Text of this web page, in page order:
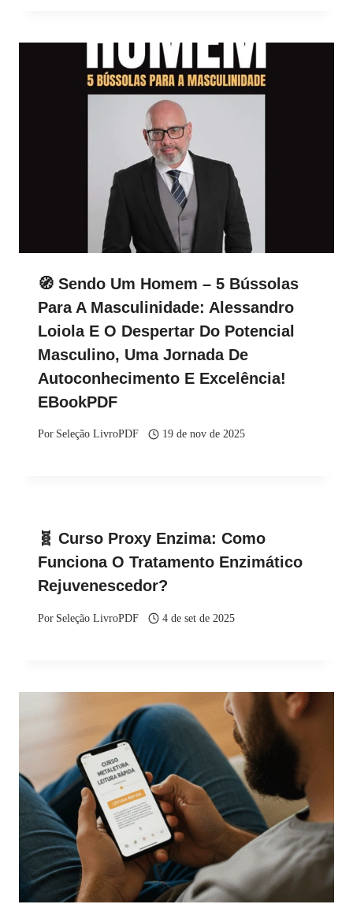
🧭 Sendo Um Homem – 5 Bússolas
Para A Masculinidade: Alessandro
Loiola E O Despertar Do Potencial
Masculino, Uma Jornada De
Autoconhecimento E Excelência!
EBookPDF
Por Seleção LivroPDF 19 de nov de 2025
🧬 Curso Proxy Enzima: Como
Funciona O Tratamento Enzimático
Rejuvenescedor?
Por Seleção LivroPDF 4 de set de 2025